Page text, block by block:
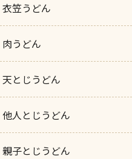
衣笠うどん
肉うどん
天とじうどん
他人とじうどん
親子とじうどん